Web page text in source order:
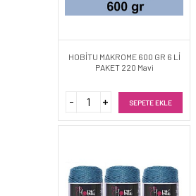
HOBİTU MAKROME 600 GR 6 Lİ
PAKET 220 Mavi
SEPETE EKLE